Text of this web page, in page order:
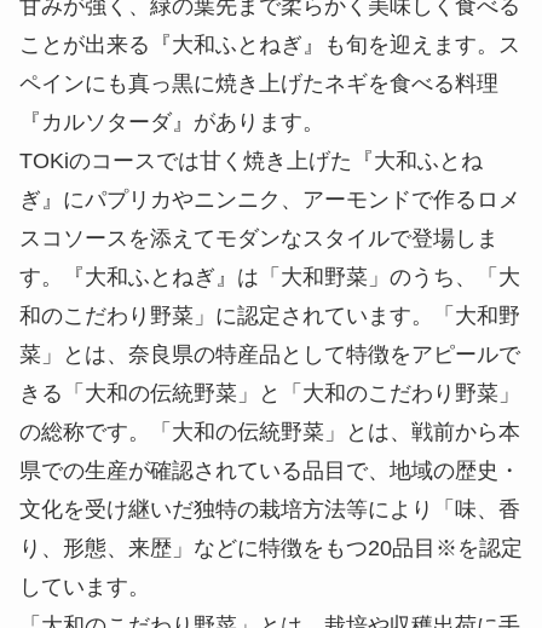
甘みが強く、緑の葉先まで柔らかく美味しく食べる
ことが出来る『大和ふとねぎ』も旬を迎えます。ス
ペインにも真っ黒に焼き上げたネギを食べる料理
『カルソターダ』があります。
TOKiのコースでは甘く焼き上げた『大和ふとね
ぎ』にパプリカやニンニク、アーモンドで作るロメ
スコソースを添えてモダンなスタイルで登場しま
す。『大和ふとねぎ』は「大和野菜」のうち、「大
和のこだわり野菜」に認定されています。「大和野
菜」とは、奈良県の特産品として特徴をアピールで
きる「大和の伝統野菜」と「大和のこだわり野菜」
の総称です。「大和の伝統野菜」とは、戦前から本
県での生産が確認されている品目で、地域の歴史・
文化を受け継いだ独特の栽培方法等により「味、香
り、形態、来歴」などに特徴をもつ20品目※を認定
しています。